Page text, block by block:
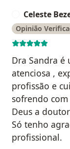
Celeste
Opinião
Dra Sandra
atenciosa ,
profissão e
sofrendo
Deus a
Só tenho
profissional.